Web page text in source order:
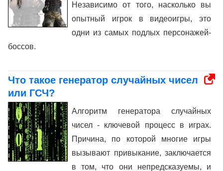
Независимо от того, насколько вы
опытный игрок в видеоигры, это
одни из самых подлых персонажей-
боссов.
Что такое генератор случайных чисел
или ГСЧ?
Алгоритм генератора случайных
чисел - ключевой процесс в играх.
Причина, по которой многие игры
вызывают привыкание, заключается
в том, что они непредсказуемы, и